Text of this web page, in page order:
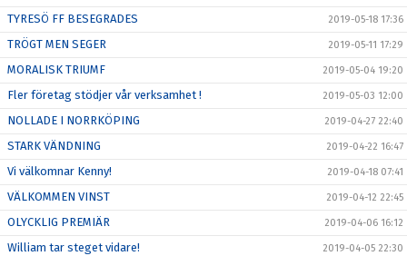
TYRESÖ FF BESEGRADES 2019-05-18 17:36
TRÖGT MEN SEGER 2019-05-11 17:29
MORALISK TRIUMF 2019-05-04 19:20
Fler företag stödjer vår verksamhet ! 2019-05-03 12:00
NOLLADE I NORRKÖPING 2019-04-27 22:40
STARK VÄNDNING 2019-04-22 16:47
Vi välkomnar Kenny! 2019-04-18 07:41
VÄLKOMMEN VINST 2019-04-12 22:45
OLYCKLIG PREMIÄR 2019-04-06 16:12
William tar steget vidare! 2019-04-05 22:30